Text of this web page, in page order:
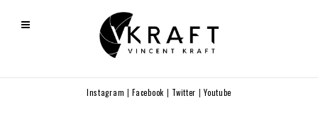
Instagram |Facebook | Twitter |Youtube